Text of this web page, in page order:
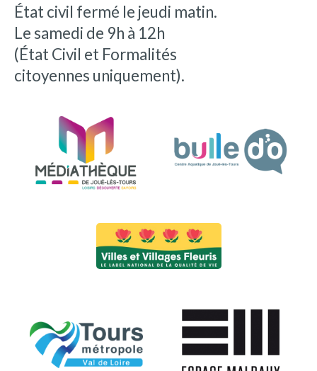
État civil fermé le jeudi matin.
Le samedi de 9h à 12h
(État Civil et Formalités
citoyennes uniquement).